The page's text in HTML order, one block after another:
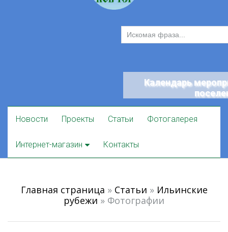
Календарь
Новости Проекты Статьи Фотогалерея
Интернет-магазин Контакты
Главная страница » Статьи » Ильинские
рубежи » Фотографии